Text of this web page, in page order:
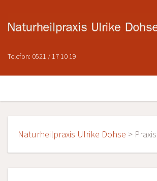
Telefon: 0521 / 17 10 19
Naturheilpraxis Ulrike Dohse > Praxis